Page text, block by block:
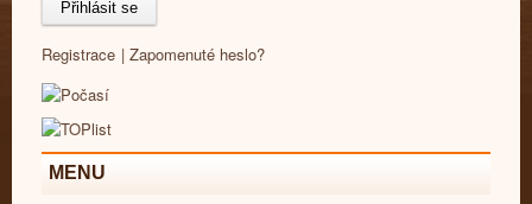
Registrace | Zapomenuté heslo?
MENU